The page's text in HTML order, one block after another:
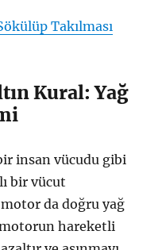
Takılması
Kural: Yağ
insan vücudu gibi
bir vücut
da doğru yağ
hareketli